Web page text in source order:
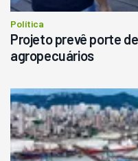
Política
Projeto prevê porte
agropecuários